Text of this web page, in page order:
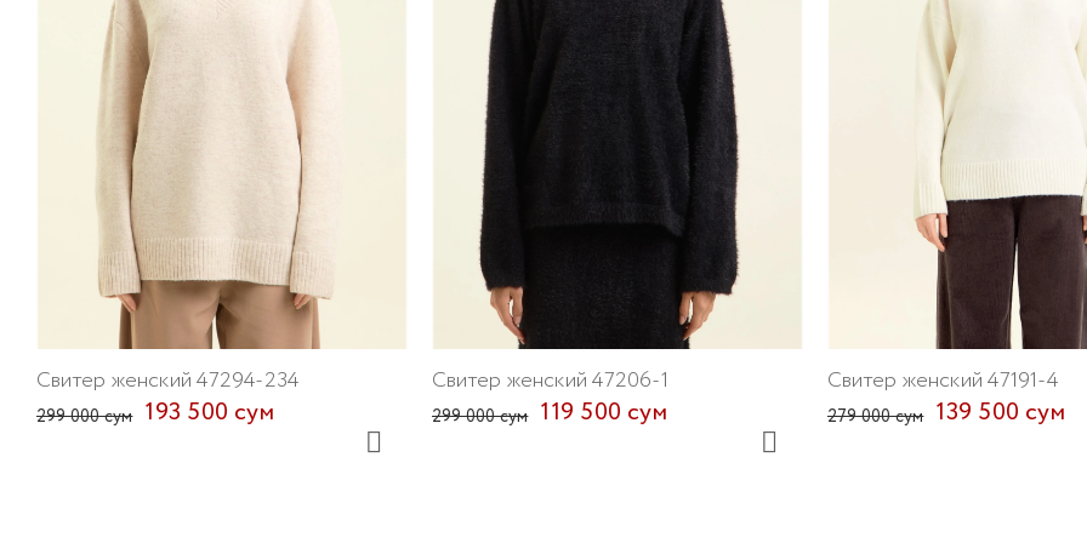
Свитер женский 47294-234
299 000 сум 193 500 сум
Свитер женский 47206-1
299 000 сум 119 500 сум
Свитер женский 47191-4
279 000 сум 139 500 сум